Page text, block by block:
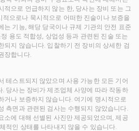
적으로 언급하지 않는 한, 당사는 장비 또는 그
적으로나 묵시적으로 어떠한 진술이나 보증을
는 기능, 해당 당국이나 규제 기관의 안전 표준
용도 적합성, 상업성 등과 관련된 진술 또는
되지 않습니다. 입찰하기 전 장비의 상세한 검
장합니다.
테스트되지 않았으며 사용 가능한 모든 기어
. 당사는 장비가 제조업체 사양에 따라 작동하
거나 보증하지 않습니다. 여기에 명시적으로
측면과 관련된 검사는 수행되지 않았습니다.
소에 대해 선별된 사진만 제공되었으며, 제공
적인 상태를 나타내지 않을 수 있습니다.